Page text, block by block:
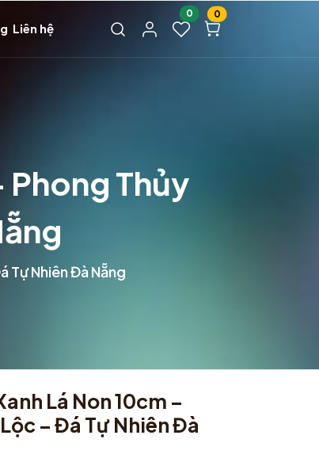
Liên hệ
0 0
Phong Thủy
Tự Nhiên Đà Nẵng
Lá Non 10cm –
– Đá Tự Nhiên Đà